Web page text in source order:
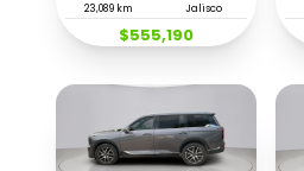
23,089 km Jalisco
$555,190